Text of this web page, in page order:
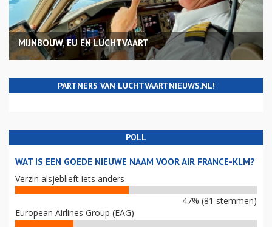
MIJNBOUW, EU EN LUCHTVAART
PARTNERS VAN LUCHTVAARTNIEUWS.NL!
POLL
WAT IS EEN GOEDE NIEUWE NAAM VOOR AIR FRANCE-KLM?
Verzin alsjeblieft iets anders
47% (81 stemmen)
European Airlines Group (EAG)